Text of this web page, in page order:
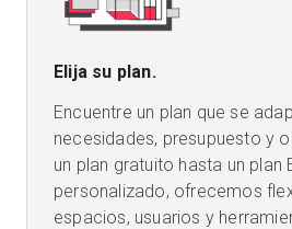
Elija su plan.
Encuentre un plan que se
necesidades, presupuesto y
un plan gratuito hasta un plan
personalizado, ofrecemos
espacios, usuarios y